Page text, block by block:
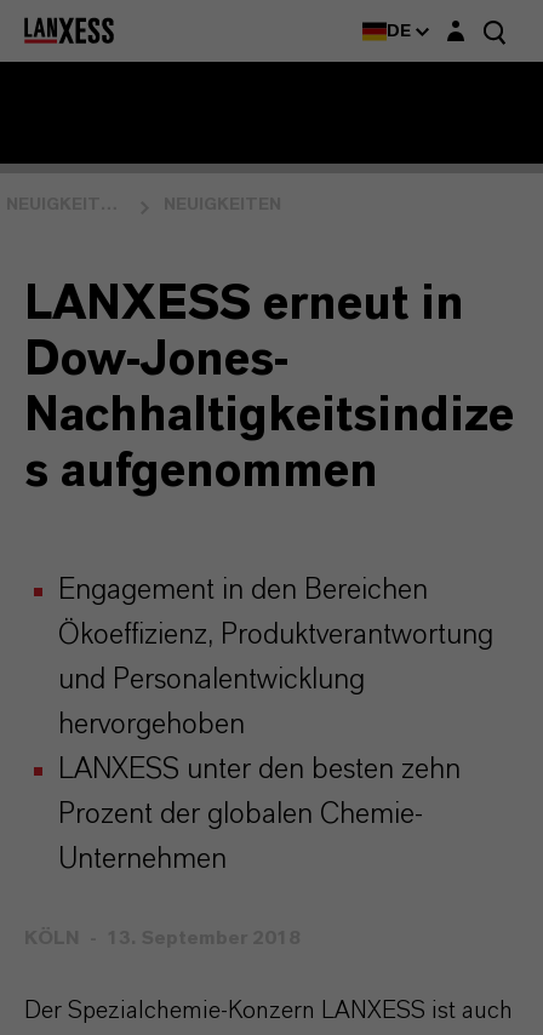
DE Login-Maske
LANXESS erneut in
Dow-Jones-
Nachhaltigkeitsindize
s aufgenommen
Engagement in den Bereichen
Ökoeffizienz, Produktverantwortung
und Personalentwicklung
hervorgehoben
LANXESS unter den besten zehn
Prozent der globalen Chemie-
Unternehmen
Der Spezialchemie-Konzern LANXESS ist auch